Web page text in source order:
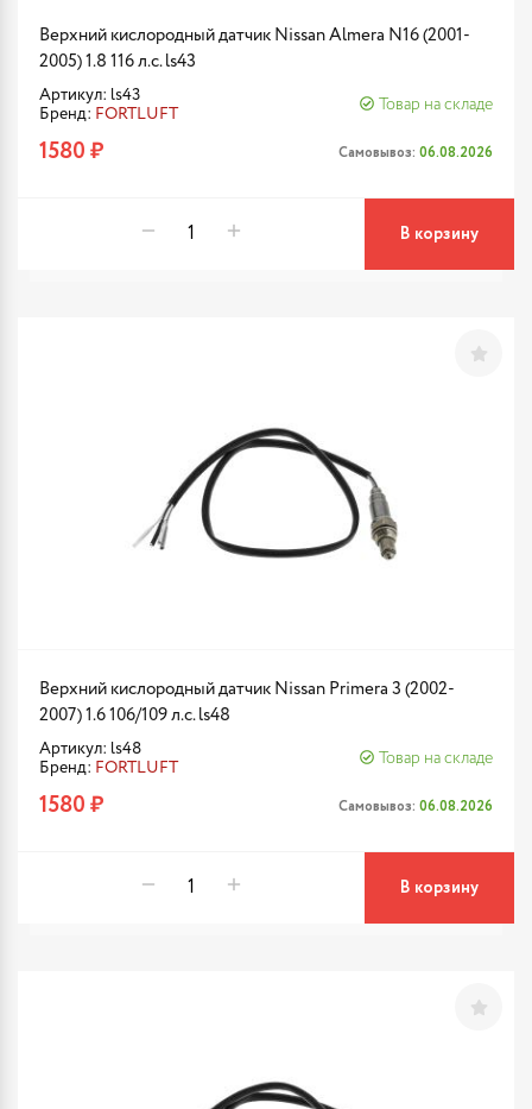
Верхний кислородный датчик Nissan Almera N16 (2001-
2005) 1.8 116 л.с. ls43
Артикул: ls43
Бренд: FORTLUFT
Товар на складе
1580 ₽ Самовывоз: 06.08.2026
В корзину
Верхний кислородный датчик Nissan Primera 3 (2002-
2007) 1.6 106/109 л.с. ls48
Артикул: ls48
Бренд: FORTLUFT
Товар на складе
1580 ₽ Самовывоз: 06.08.2026
В корзину